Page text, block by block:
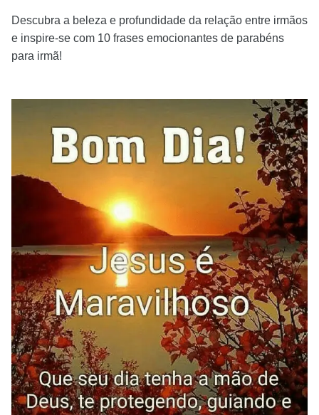
Descubra a beleza e profundidade da relação entre irmãos
e inspire-se com 10 frases emocionantes de parabéns
para irmã!